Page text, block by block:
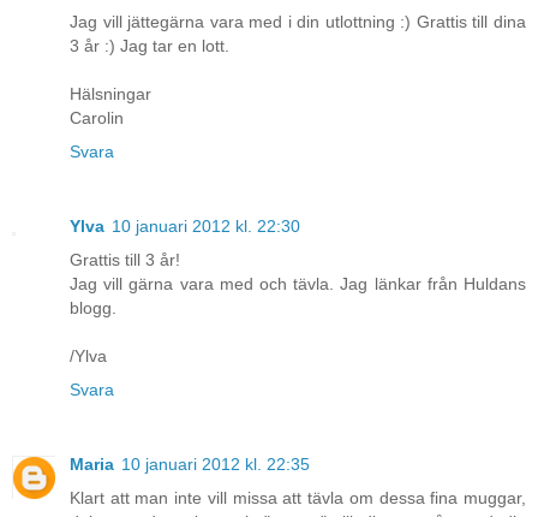
Jag vill jättegärna vara med i din utlottning :) Grattis till dina
3 år :) Jag tar en lott.
Hälsningar
Carolin
Svara
Ylva 10 januari 2012 kl. 22:30
Grattis till 3 år!
Jag vill gärna vara med och tävla. Jag länkar från Huldans
blogg.
/Ylva
Svara
Maria 10 januari 2012 kl. 22:35
Klart att man inte vill missa att tävla om dessa fina muggar,